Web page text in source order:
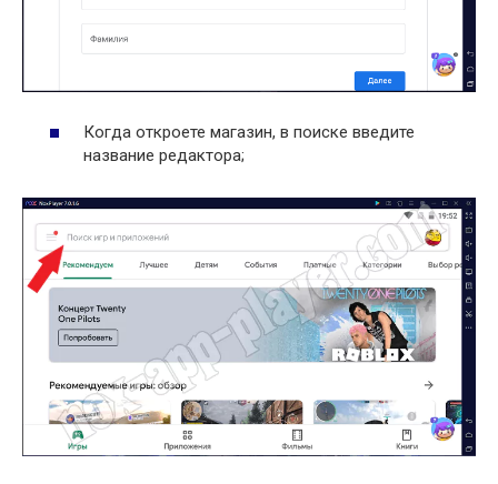
Когда откроете магазин, в поиске введите
название редактора;